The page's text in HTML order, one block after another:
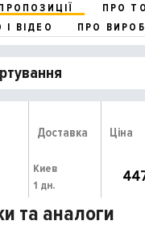
ПРО
ВІДЕО
ПРО
Доставка Ціна
Киев
1 дн.
та аналоги